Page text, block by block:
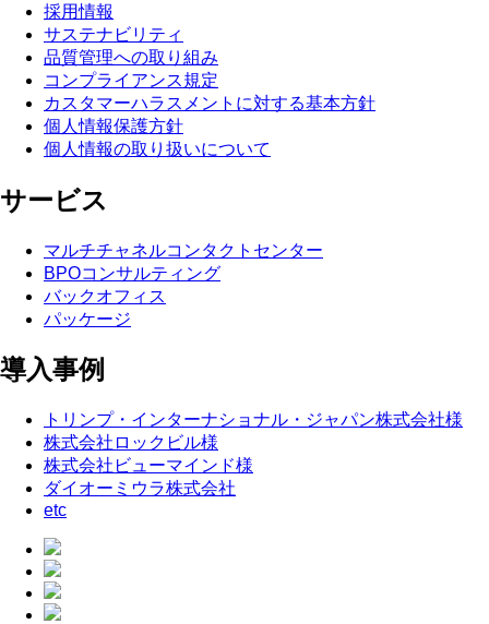
採用情報
サステナビリティ
品質管理への取り組み
コンプライアンス規定
カスタマーハラスメントに対する基本方針
個人情報保護方針
個人情報の取り扱いについて
サービス
マルチチャネルコンタクトセンター
BPOコンサルティング
バックオフィス
パッケージ
導入事例
トリンプ・インターナショナル・ジャパン株式会社様
株式会社ロックビル様
株式会社ビューマインド様
ダイオーミウラ株式会社
etc